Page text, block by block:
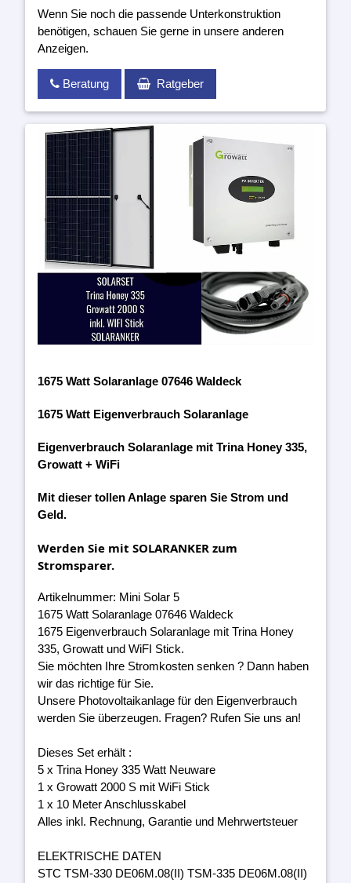
Wenn Sie noch die passende Unterkonstruktion
benötigen, schauen Sie gerne in unsere anderen
Anzeigen.
Beratung Ratgeber
1675 Watt Solaranlage 07646 Waldeck
1675 Watt Eigenverbrauch Solaranlage
Eigenverbrauch Solaranlage mit Trina Honey 335,
Growatt + WiFi
Mit dieser tollen Anlage sparen Sie Strom und
Geld.
Werden Sie mit SOLARANKER zum
Stromsparer.
Artikelnummer: Mini Solar 5
1675 Watt Solaranlage 07646 Waldeck
1675 Eigenverbrauch Solaranlage mit Trina Honey
335, Growatt und WiFI Stick.
Sie möchten Ihre Stromkosten senken ? Dann haben
wir das richtige für Sie.
Unsere Photovoltaikanlage für den Eigenverbrauch
werden Sie überzeugen. Fragen? Rufen Sie uns an!
Dieses Set erhält :
5 x Trina Honey 335 Watt Neuware
1 x Growatt 2000 S mit WiFi Stick
1 x 10 Meter Anschlusskabel
Alles inkl. Rechnung, Garantie und Mehrwertsteuer
ELEKTRISCHE DATEN
STC TSM-330 DE06M.08(II) TSM-335 DE06M.08(II)